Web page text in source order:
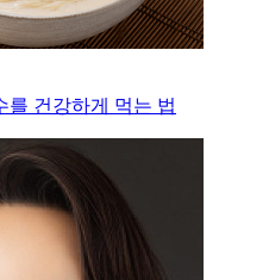
를 건강하게 먹는 법